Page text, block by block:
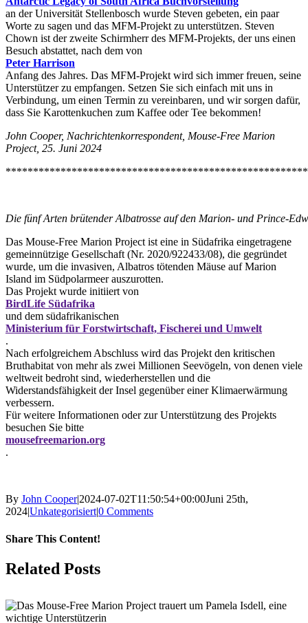
an der Universität Stellenbosch wurde Steven gebeten, ein paar
Worte zu sagen und das MFM-Projekt zu unterstützen. Steven
Chown ist der zweite Schirmherr des MFM-Projekts, der uns einen
Besuch abstattet, nach dem von
Peter Harrison
Anfang des Jahres. Das MFM-Projekt wird sich immer freuen, seine
Unterstützer zu empfangen. Setzen Sie sich einfach mit uns in
Verbindung, um einen Termin zu vereinbaren, und wir sorgen dafür,
dass Sie Karottenkuchen zum Kaffee oder Tee bekommen!
John Cooper, Nachrichtenkorrespondent, Mouse-Free Marion
Project, 25. Juni 2024
Die fünf Arten brütender Albatrosse auf den Marion- und Prince-
Das Mouse-Free Marion Project ist eine in Südafrika eingetragene
gemeinnützige Gesellschaft (Nr. 2020/922433/08), die gegründet
wurde, um die invasiven, Albatros tötenden Mäuse auf Marion
Island im Südpolarmeer auszurotten.
Das Projekt wurde initiiert von
BirdLife Südafrika
und dem südafrikanischen
Ministerium für Forstwirtschaft, Fischerei und Umwelt
.
Nach erfolgreichem Abschluss wird das Projekt den kritischen
Bruthabitat von mehr als zwei Millionen Seevögeln, von denen viele
weltweit bedroht sind, wiederherstellen und die
Widerstandsfähigkeit der Insel gegenüber einer Klimaerwärmung
verbessern.
Für weitere Informationen oder zur Unterstützung des Projekts
besuchen Sie bitte
mousefreemarion.org
.
By John Cooper|2024-07-02T11:50:54+00:00Juni 25th,
2024|Unkategorisiert|0 Comments
Share This Content!
Facebook
X
LinkedIn
WhatsApp
Tumblr
Pinterest
Email
Related Posts